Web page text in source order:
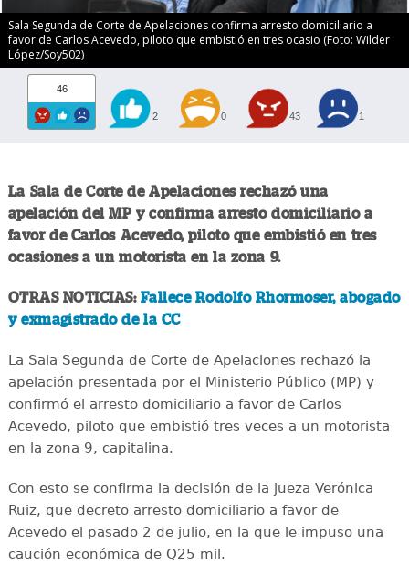
Sala Segunda de Corte de Apelaciones confirma arresto domiciliario a
favor de Carlos Acevedo, piloto que embistió en tres ocasio (Foto: Wilder
López/Soy502)
46
2 0 43 1
La Sala de Corte de Apelaciones rechazó una
apelación del MP y confirma arresto domiciliario a
favor de Carlos Acevedo, piloto que embistió en tres
ocasiones a un motorista en la zona 9.
OTRAS NOTICIAS: Fallece Rodolfo Rhormoser, abogado
y exmagistrado de la CC
La Sala Segunda de Corte de Apelaciones rechazó la
apelación presentada por el Ministerio Público (MP) y
confirmó el arresto domiciliario a favor de Carlos
Acevedo, piloto que embistió tres veces a un motorista
en la zona 9, capitalina.
Con esto se confirma la decisión de la jueza Verónica
Ruiz, que decreto arresto domiciliario a favor de
Acevedo el pasado 2 de julio, en la que le impuso una
caución económica de Q25 mil.